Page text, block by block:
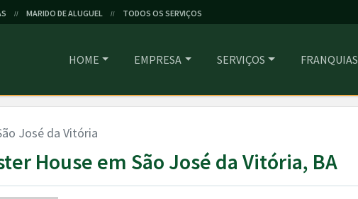
// MARIDO DE ALUGUEL // TODOS OS SERVIÇOS
HOME EMPRESA SERVIÇOS FRANQUIAS
José da Vitória
House em São José da Vitória, BA